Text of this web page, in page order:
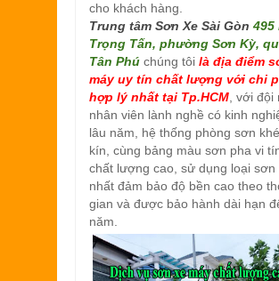
cho khách hàng.
Trung tâm Sơn Xe Sài Gòn 495
Trọng Tấn, phường Sơn Kỳ,
Tân Phú chúng tôi là địa điểm
máy uy tín chất lượng với chi
hợp lý nhất tại Tp.HCM , với đội
nhân viên lành nghề có kinh
lâu năm, hệ thống phòng sơn
kín, cùng bảng màu sơn pha vi
chất lượng cao, sử dụng loại sơn
nhất đảm bảo độ bền cao theo
gian và được bảo hành dài hạn
năm.